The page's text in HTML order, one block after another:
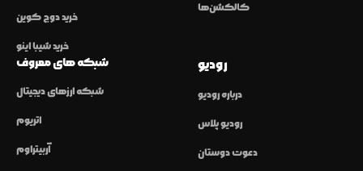
خرید دوج کوین
خرید شیبا اینو
کالکشن‌ها
شبکه های معروف
شبکه ارزهای دیجیتال
اتریوم
آربیتراوم
رودیو
درباره رودیو
رودیو پلاس
دعوت دوستان